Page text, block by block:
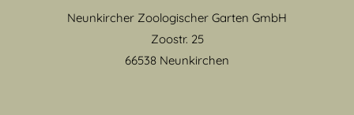
Neunkircher Zoologischer Garten GmbH
Zoostr. 25
66538 Neunkirchen